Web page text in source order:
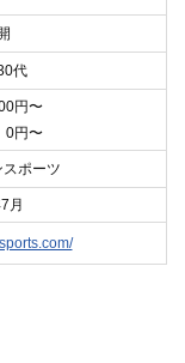
代
円〜
円〜
ポーツ
月